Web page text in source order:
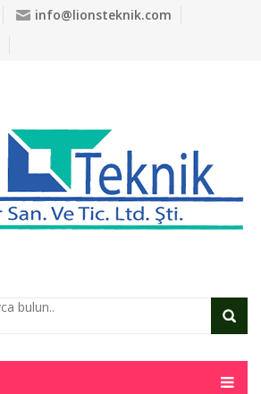
info@lionsteknik.com